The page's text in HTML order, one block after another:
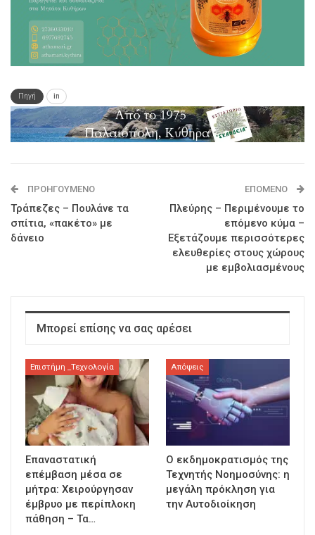
Πηγή in
ΠΡΟΗΓΟΎΜΕΝΟ
Τράπεζες – Πουλάνε τα
σπίτια, «πακέτο» με
δάνειο
ΕΠΌΜΕΝΟ
Πλεύρης – Περιμένουμε το
επόμενο κύμα –
Εξετάζουμε περισσότερες
ελευθερίες στους χώρους
με εμβολιασμένους
Μπορεί επίσης να σας αρέσει
Επιστήμη _Τεχνολογία
Επαναστατική
επέμβαση μέσα σε
μήτρα: Χειρούργησαν
έμβρυο με περίπλοκη
πάθηση – Τα…
Απόψεις
Ο εκδημοκρατισμός της
Τεχνητής Νοημοσύνης: η
μεγάλη πρόκληση για
την Αυτοδιοίκηση